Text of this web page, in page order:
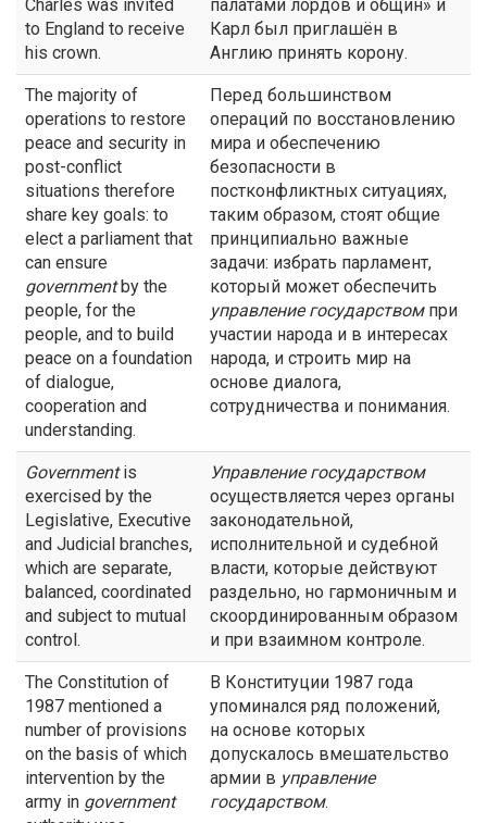
Charles was invited
to England to receive
his crown.
палатами лордов и общин» и
Карл был приглашён в
Англию принять корону.
The majority of
operations to restore
peace and security in
post-conflict
situations therefore
share key goals: to
elect a parliament that
can ensure
governmentby the
people, for the
people, and to build
peace on a foundation
of dialogue,
cooperation and
understanding.
Перед большинством
операций по восстановлению
мира и обеспечению
безопасности в
постконфликтных ситуациях,
таким образом, стоят общие
принципиально важные
задачи: избрать парламент,
который может обеспечить
управление государствомпри
участии народа и в интересах
народа, и строить мир на
основе диалога,
сотрудничества и понимания.
Governmentis
exercised by the
Legislative, Executive
and Judicial branches,
which are separate,
balanced, coordinated
and subject to mutual
control.
Управление государством
осуществляется через органы
законодательной,
исполнительной и судебной
власти, которые действуют
раздельно, но гармоничным и
скоординированным образом
и при взаимном контроле.
The Constitution of
1987 mentioned a
number of provisions
on the basis of which
intervention by the
army in government
В Конституции 1987 года
упоминался ряд положений,
на основе которых
допускалось вмешательство
армии в управление
государством.